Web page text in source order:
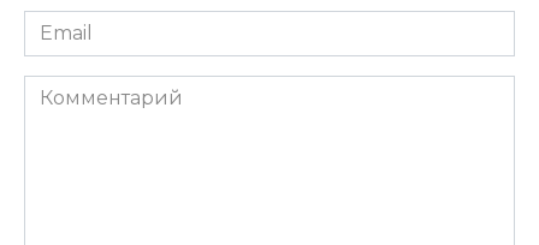
Email
*
Комментарий